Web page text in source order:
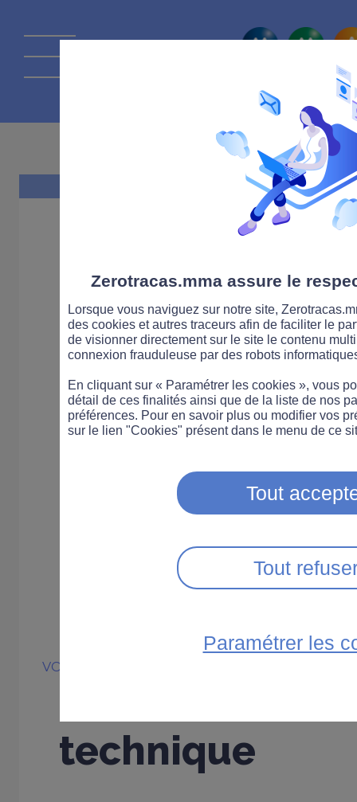
La route
VOITURE
technique
Zerotracas.mma assure le
Lorsque vous naviguez sur notre site,
des cookies et autres traceurs afin de faciliter le
de visionner directement sur le site le contenu
connexion frauduleuse par des robots
En cliquant sur « Paramétrer les cookies », vous
détail de ces finalités ainsi que de la liste de nos
préférences. Pour en savoir plus ou modifier vos
sur le lien "Cookies" présent dans le menu de ce
Tout
Tout
Paramétrer les